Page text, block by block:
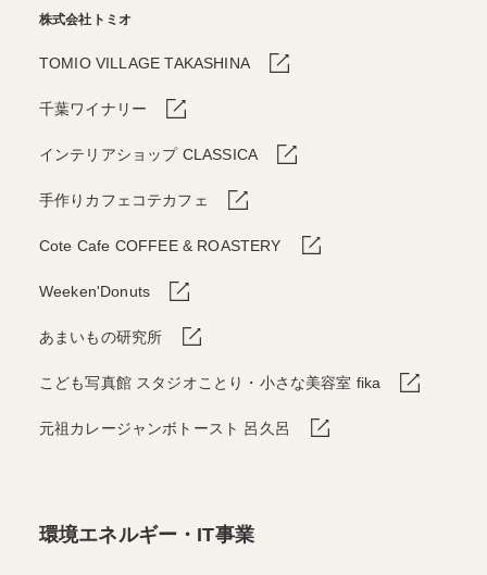
株式会社トミオ
TOMIO VILLAGE TAKASHINA
千葉ワイナリー
インテリアショップ CLASSICA
手作りカフェコテカフェ
Cote Cafe COFFEE & ROASTERY
Weeken'Donuts
あまいもの研究所
こども写真館 スタジオことり・小さな美容室 fika
元祖カレージャンボトースト 呂久呂
環境エネルギー・IT事業